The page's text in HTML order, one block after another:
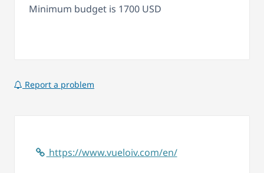
Minimum budget is 1700 USD
Report a problem
https://www.vueloiv.com/en/